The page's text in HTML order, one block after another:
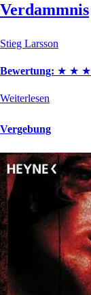
Verdammnis
Stieg Larsson
Bewertung: ★ ★ ★
Weiterlesen
Vergebung